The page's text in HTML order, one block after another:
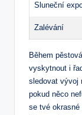
Sluneční
Zalévání
Během
vyskytnout i
sledovat vývoj
pokud něco
se tvé